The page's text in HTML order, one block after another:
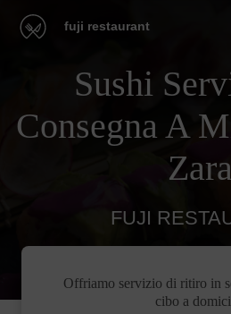
fuji restaurant
Sushi
Consegna A
Zara
FUJI
Offriamo servizio di ritiro in
cibo a